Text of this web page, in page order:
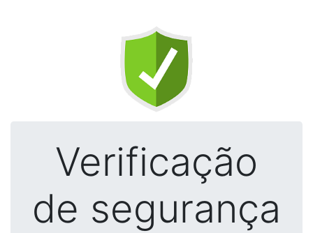
Verificação
de segurança